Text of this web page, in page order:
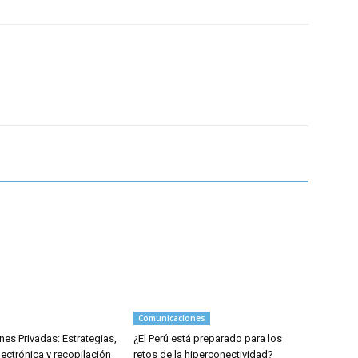
Privadas: Estrategias,
y recopilación
Comunicaciones
¿El Perú está preparado para los
retos de la hiperconectividad?